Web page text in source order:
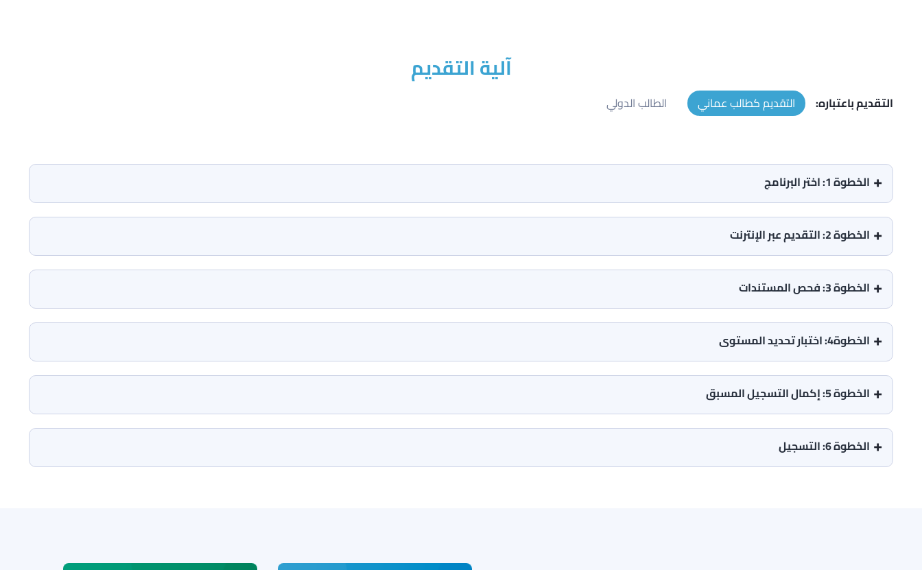
آلية التقديم
التقديم باعتباره: التقديم كطالب عماني الطالب الدولي
الخطوة 1: اختر البرنامج
الخطوة 2: التقديم عبر الإنترنت
الخطوة 3: فحص المستندات
الخطوة4: اختبار تحديد المستوى
الخطوة 5: إكمال التسجيل المسبق
الخطوة 6: التسجيل